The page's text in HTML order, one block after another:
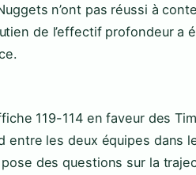
n’ont pas réussi à
de l’effectif profondeur
119-114 en faveur des
entre les deux équipes dans
des questions sur la